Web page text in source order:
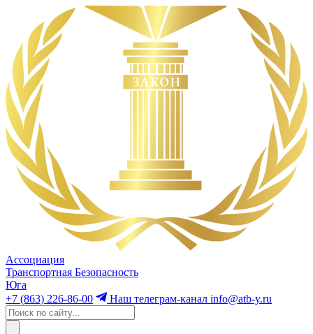
Ассоциация
Транспортная Безопасность
Юга
+7 (863) 226-86-00
Наш телеграм-канал info@atb-y.ru